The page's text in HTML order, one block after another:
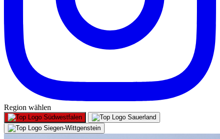
Region wählen
Südwestfalen
Sauerland
Siegen-Wittgenstein